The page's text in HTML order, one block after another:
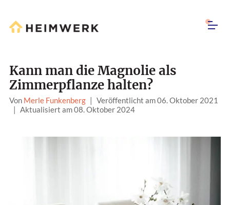
Kann man die Magnolie als
Zimmerpflanze halten?
Von Merle Funkenberg | Veröffentlicht am 06. Oktober 2021
| Aktualisiert am 08. Oktober 2024